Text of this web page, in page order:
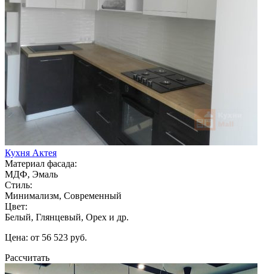
Кухня Актея
Материал фасада:
МДФ, Эмаль
Стиль:
Минимализм, Современный
Цвет:
Белый, Глянцевый, Орех и др.
Цена: от 56 523 руб.
Рассчитать